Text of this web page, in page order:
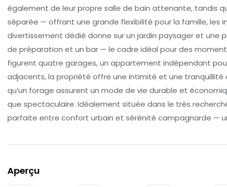
également de leur propre salle de bain attenante, tandis
séparée — offrant une grande flexibilité pour la famille, les
divertissement dédié donne sur un jardin paysager et une
de préparation et un bar — le cadre idéal pour des
figurent quatre garages, un appartement indépendant
adjacents, la propriété offre une intimité et une tranquillité
qu’un forage assurent un mode de vie durable et
que spectaculaire. Idéalement située dans le très
parfaite entre confort urbain et sérénité campagnarde —
Aperçu